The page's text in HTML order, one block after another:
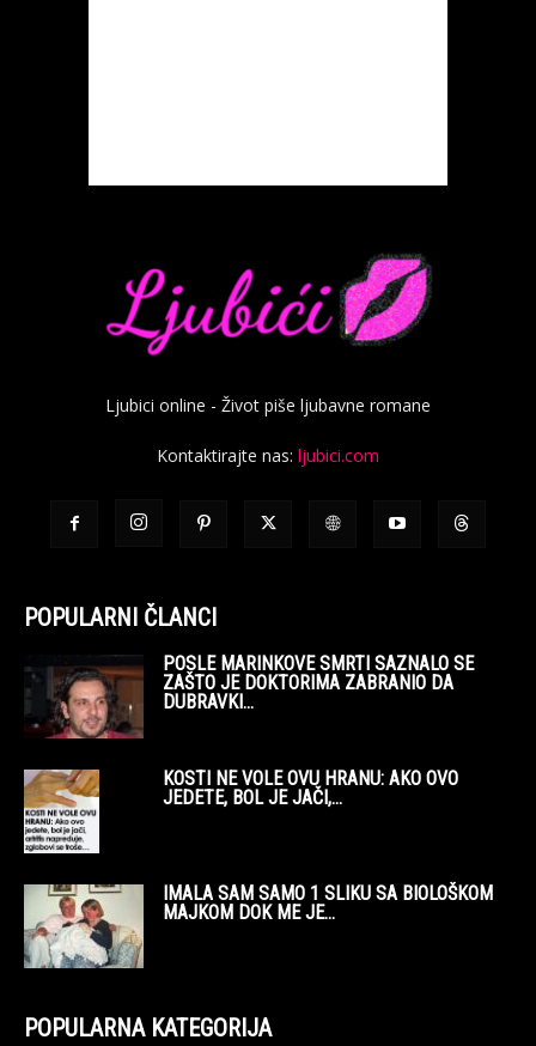
Ljubici online - Život piše ljubavne romane
Kontaktirajte nas: ljubici.com
POPULARNI ČLANCI
POSLE MARINKOVE SMRTI SAZNALO SE
ZAŠTO JE DOKTORIMA ZABRANIO DA
DUBRAVKI...
KOSTI NE VOLE OVU HRANU: AKO OVO
JEDETE, BOL JE JAČI,...
IMALA SAM SAMO 1 SLIKU SA BIOLOŠKOM
MAJKOM DOK ME JE...
POPULARNA KATEGORIJA